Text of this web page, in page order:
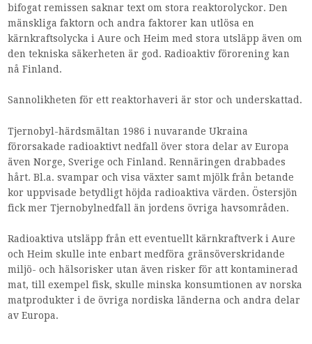
bifogat remissen saknar text om stora reaktorolyckor. Den
mänskliga faktorn och andra faktorer kan utlösa en
kärnkraftsolycka i Aure och Heim med stora utsläpp även om
den tekniska säkerheten är god. Radioaktiv förorening kan
nå Finland.
Sannolikheten för ett reaktorhaveri är stor och underskattad.
Tjernobyl-härdsmältan 1986 i nuvarande Ukraina
förorsakade radioaktivt nedfall över stora delar av Europa
även Norge, Sverige och Finland. Rennäringen drabbades
hårt. Bl.a. svampar och visa växter samt mjölk från betande
kor uppvisade betydligt höjda radioaktiva värden. Östersjön
fick mer Tjernobylnedfall än jordens övriga havsområden.
Radioaktiva utsläpp från ett eventuellt kärnkraftverk i Aure
och Heim skulle inte enbart medföra gränsöverskridande
miljö- och hälsorisker utan även risker för att kontaminerad
mat, till exempel fisk, skulle minska konsumtionen av norska
matprodukter i de övriga nordiska länderna och andra delar
av Europa.